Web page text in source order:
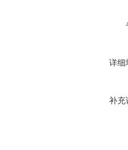
详细
补充